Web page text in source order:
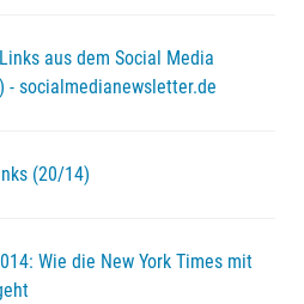
aus dem Social Media
- socialmedianewsletter.de
(20/14)
Wie die New York Times mit